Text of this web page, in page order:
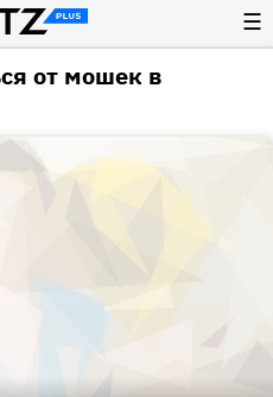
☰
от мошек в